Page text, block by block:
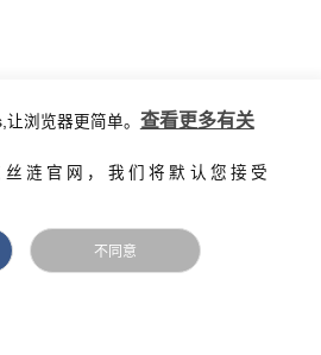
更适合的床垫
浏览器更简单。 查看更多有关
涟官网，我们将默认您接受
不同意